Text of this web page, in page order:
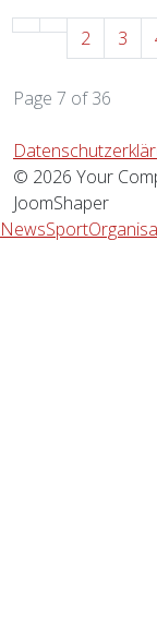
2 3
Page 7 of 36
© 2026 Your
JoomShaper
NewsSport